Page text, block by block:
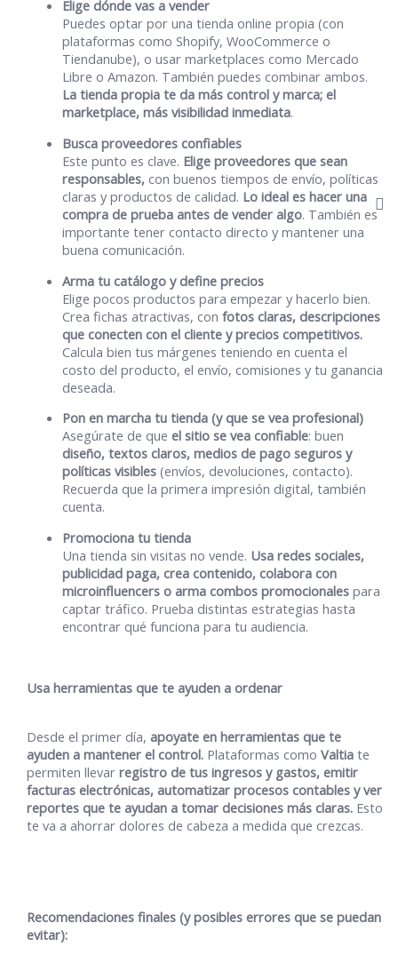
Elige dónde vas a vender
Puedes optar por una tienda online propia (con
plataformas como Shopify, WooCommerce o
Tiendanube), o usar marketplaces como Mercado
Libre o Amazon. También puedes combinar ambos.
La tienda propia te da más control y marca; el
marketplace, más visibilidad inmediata.
Busca proveedores confiables
Este punto es clave. Elige proveedores que sean
responsables, con buenos tiempos de envío, políticas
claras y productos de calidad. Lo ideal es hacer una
compra de prueba antes de vender algo. También es
importante tener contacto directo y mantener una
buena comunicación.
Arma tu catálogo y define precios
Elige pocos productos para empezar y hacerlo bien.
Crea fichas atractivas, confotos claras, descripciones
que conecten con el cliente y precios competitivos.
Calcula bien tus márgenes teniendo en cuenta el
costo del producto, el envío, comisiones y tu ganancia
deseada.
Pon en marcha tu tienda (y que se vea profesional)
Asegúrate de queel sitio se vea confiable: buen
diseño, textos claros, medios de pago seguros y
políticas visibles (envíos, devoluciones, contacto).
Recuerda que la primera impresión digital, también
cuenta.
Promociona tu tienda
Una tienda sin visitas no vende. Usa redes sociales,
publicidad paga, crea contenido, colabora con
microinfluencers o arma combos promocionales para
captar tráfico. Prueba distintas estrategias hasta
encontrar qué funciona para tu audiencia.
Usa herramientas que te ayuden a ordenar
Desde el primer día,apoyate en herramientas que te
ayuden a mantener el control. Plataformas comoValtia te
permiten llevarregistro de tus ingresos y gastos, emitir
facturas electrónicas, automatizar procesos contables y ver
reportes que te ayudan a tomar decisiones más claras. Esto
te va a ahorrar dolores de cabeza a medida que crezcas.
Recomendaciones finales (y posibles errores que se puedan
evitar):